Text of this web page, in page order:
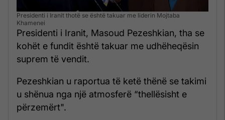
Presidenti i Iranit thotë se është takuar me liderin Mojtaba
Khamenei
Presidenti i Iranit, Masoud Pezeshkian, tha se
kohët e fundit është takuar me udhëheqësin
suprem të vendit.
Pezeshkian u raportua të ketë thënë se takimi
u shënua nga një atmosferë “thellësisht e
përzemërt".